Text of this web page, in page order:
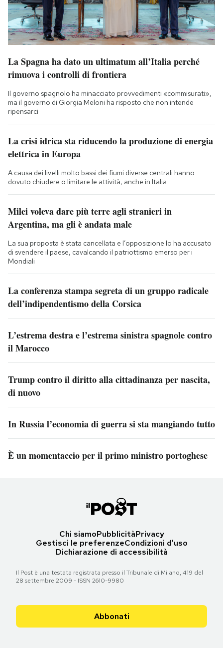
La Spagna ha dato un ultimatum all’Italia perché
rimuova i controlli di frontiera
Il governo spagnolo ha minacciato provvedimenti «commisurati»,
ma il governo di Giorgia Meloni ha risposto che non intende
ripensarci
La crisi idrica sta riducendo la produzione di energia
elettrica in Europa
A causa dei livelli molto bassi dei fiumi diverse centrali hanno
dovuto chiudere o limitare le attività, anche in Italia
Milei voleva dare più terre agli stranieri in
Argentina, ma gli è andata male
La sua proposta è stata cancellata e l’opposizione lo ha accusato
di svendere il paese, cavalcando il patriottismo emerso per i
Mondiali
La conferenza stampa segreta di un gruppo radicale
dell’indipendentismo della Corsica
L’estrema destra e l’estrema sinistra spagnole contro
il Marocco
Trump contro il diritto alla cittadinanza per nascita,
di nuovo
In Russia l’economia di guerra si sta mangiando tutto
È un momentaccio per il primo ministro portoghese
Chi siamoPubblicitàPrivacy
Gestisci le preferenzeCondizioni d'uso
Dichiarazione di accessibilità
Il Post è una testata registrata presso il Tribunale di Milano, 419 del
28 settembre 2009 - ISSN 2610-9980
Abbonati